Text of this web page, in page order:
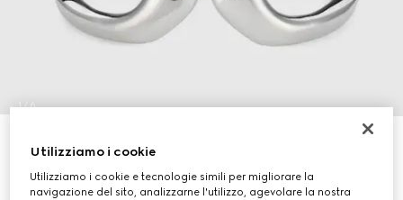
1/6
Utilizziamo i cookie
Utilizziamo i cookie e tecnologie simili per migliorare la
navigazione del sito, analizzarne l'utilizzo, agevolare la nostra